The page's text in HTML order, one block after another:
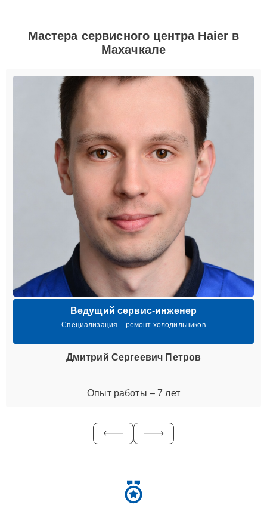
Мастера сервисного центра Haier в
Махачкале
Ведущий сервис-инженер
Специализация – ремонт холодильников
Дмитрий Сергеевич Петров
Опыт работы – 7 лет